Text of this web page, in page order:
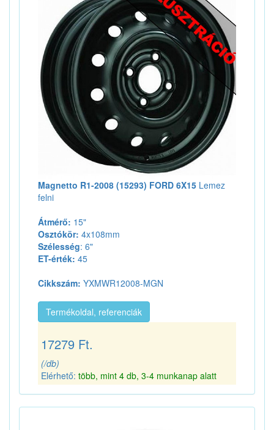
Magnetto R1-2008 (15293) FORD 6X15 Lemez
felni
Átmérő: 15"
Osztókör: 4x108mm
Szélesség: 6"
ET-érték: 45
Cikkszám: YXMWR12008-MGN
Termékoldal, referenciák
17279 Ft.
(/db)
Elérhető: több, mint 4 db, 3-4 munkanap alatt